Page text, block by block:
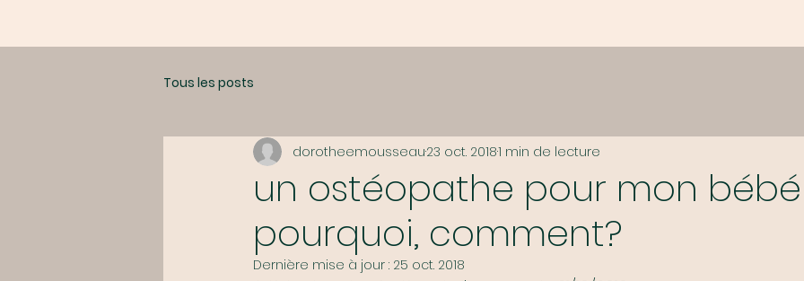
Tous les posts
un ostéopathe pour mon bébé
pourquoi, comment?
dorotheemousseau23 oct. 20181 min de lecture
Dernière mise à jour : 25 oct. 2018